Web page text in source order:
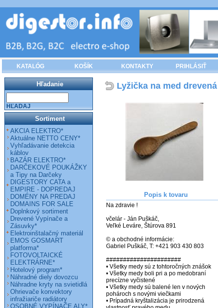
KATALÓG KOŠÍK KONTAKTY PRIHLÁSIŤ
Lyžička na med drevená
Popis k tovaru
Na zdravie !
včelár - Ján Puškáč,
Veľké Leváre, Štúrova 891
© a obchodné informácie:
Gabriel Puškáč, T: +421 903 430 803
######################
• Všetky medy sú z tohtoročných znášok
• Všetky medy boli pri a po medobraní
precízne vyčistené
• Všetky medy sú balené len v nových
pohároch s novými viečkami
• Prípadná kryštalizácia je prirodzená
Hľadanie
HĽADAJ
Sortiment
AKCIA ELEKTRO*
Aktuálne NETTO CENY*
Vyhľadávanie detekcia
káblov
BAZÁR ELEKTRO*
DARČEKOVÉ POUKÁŽKY
a Tipy na Darčeky
DIGESTORY CATA a
EMPIRE - DOPREDAJ
DOMÉNY NA PREDAJ
DOMAINS FOR SALE
Doplnkový sortiment
Drevené Vypínače a
Zásuvky*
Elektroinštalačný materiál
EMOS GOSMART
platforma*
FOTOVOLTAICKÉ
ELEKTRÁRNE*
Hotelový program*
Náhradné diely dovozcu
Náhradne kryty na svietidlá
Ohrievače konvektory
infražiariče radiátory
OSOBNÉ VYPÍNAČE ALY*